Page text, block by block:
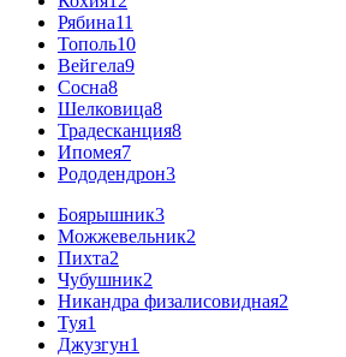
Рябина11
Тополь10
Вейгела9
Сосна8
Шелковица8
Традесканция8
Ипомея7
Рододендрон3
Боярышник3
Можжевельник2
Пихта2
Чубушник2
Никандра физалисовидная2
Туя1
Джузгун1